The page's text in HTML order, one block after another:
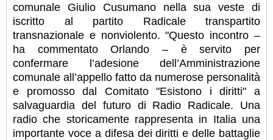
comunale Giulio Cusumano nella sua veste di
iscritto al partito Radicale transpartito
transnazionale e nonviolento. "Questo incontro –
ha commentato Orlando – è servito per
confermare l’adesione dell’Amministrazione
comunale all’appello fatto da numerose personalità
e promosso dal Comitato "Esistono i diritti" a
salvaguardia del futuro di Radio Radicale. Una
radio che storicamente rappresenta in Italia una
importante voce a difesa dei diritti e delle battaglie